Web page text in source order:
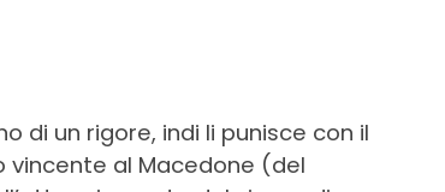
di un rigore, indi li punisce con il
vincente al Macedone (del